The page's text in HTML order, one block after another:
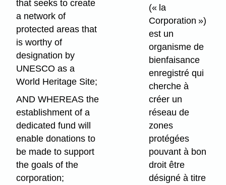
that seeks to create
a network of
protected areas that
is worthy of
designation by
UNESCO as a
World Heritage Site;
AND WHEREAS the
establishment of a
dedicated fund will
enable donations to
be made to support
the goals of the
corporation;
(« la
Corporation »)
est un
organisme de
bienfaisance
enregistré qui
cherche à
créer un
réseau de
zones
protégées
pouvant à bon
droit être
désigné à titre